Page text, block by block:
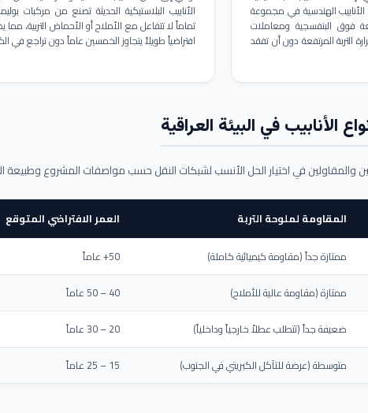
الأنابيب الهندسية في مجموعة
فوق البنفسجية ومعاملات
التربة المرتفعة دون أن تفقد
الأنابيب البلاستيكية الحديثة تصنع من مركبات
تماماً لا تتفاعل مع الأملاح أو الأحماض التربية،
افتراضياً طويلاً يتجاوز الخمسين عاماً دون تراجع في
الأنابيب في البيئة العراقية
في اختيار الحل الأنسب لشبكات النقل حسب مواصفات المشروع وطبيعة
المقاومة لملوحة التربة العمر الافتراضي المتوقع
ممتازة جداً (مقاومة كيميائية كاملة) 50+ عاماً
ممتازة (مقاومة عالية للأملاح) 40 – 50 عاماً
ضعيفة جداً (تتطلب عطلاً خارجياً وداخلياً) 20 – 30 عاماً
متوسطة (عرضة للتآكل الكبريتي في الجنوب) 15 – 25 عاماً